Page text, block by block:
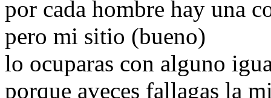
por cada hombre hay una
pero mi sitio (bueno)
lo ocuparas con alguno
porque aveces fallagas la